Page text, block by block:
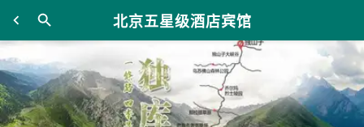
北京五星级酒店宾馆